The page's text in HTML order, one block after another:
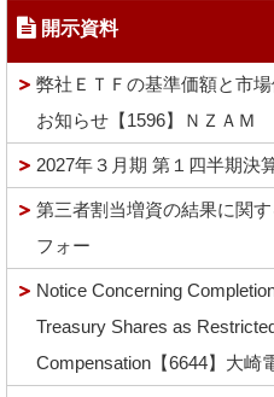
開示資料
弊社ＥＴＦの基準価額と市
お知らせ【1596】ＮＺＡＭ
2027年３月期 第１四半期決
第三者割当増資の結果に関
フォー
Notice Concerning
Treasury Shares as
Compensation【6644】大崎